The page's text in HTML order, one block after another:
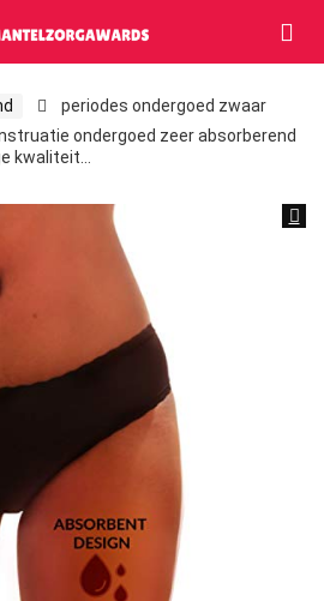
periodes ondergoed zwaar
ondergoed zeer absorberend
kwaliteit…